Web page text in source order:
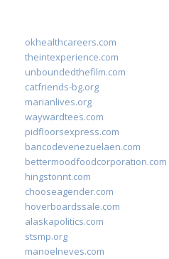
okhealthcareers.com
theintexperience.com
unboundedthefilm.com
catfriends-bg.org
marianlives.org
waywardtees.com
pidfloorsexpress.com
bancodevenezuelaen.com
bettermoodfoodcorporation.com
hingstonnt.com
chooseagender.com
hoverboardssale.com
alaskapolitics.com
stsmp.org
manoelneves.com